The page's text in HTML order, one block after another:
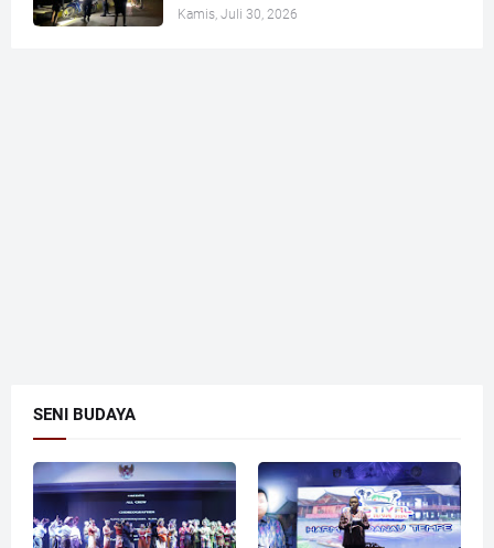
Kamis, Juli 30, 2026
SENI BUDAYA